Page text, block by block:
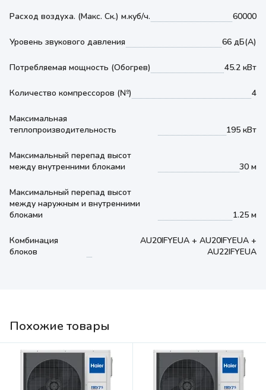
Расход воздуха. (Макс. Ск.) м.куб/ч. 60000
Уровень звукового давления 66 дБ(А)
Потребляемая мощность (Обогрев) 45.2 кВт
Количество компрессоров (№) 4
Максимальная
теплопроизводительность
195 кВт
Максимальный перепад высот
между внутренними блоками
30 м
Максимальный перепад высот
между наружным и внутренними
блоками
1.25 м
Комбинация
блоков
AU20IFYEUA + AU20IFYEUA +
AU22IFYEUA
Похожие товары